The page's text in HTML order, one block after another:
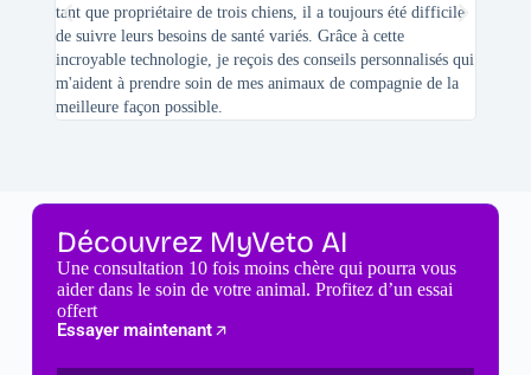
tant que propriétaire de trois chiens, il a toujours été difficile
de suivre leurs besoins de santé variés. Grâce à cette
incroyable technologie, je reçois des conseils personnalisés qui
m'aident à prendre soin de mes animaux de compagnie de la
meilleure façon possible.
Découvrez MyVeto AI
Une consultation 10 fois moins chère qui pourra vous
aider dans le soin de votre animal. Profitez d’un essai
offert
Essayer maintenant